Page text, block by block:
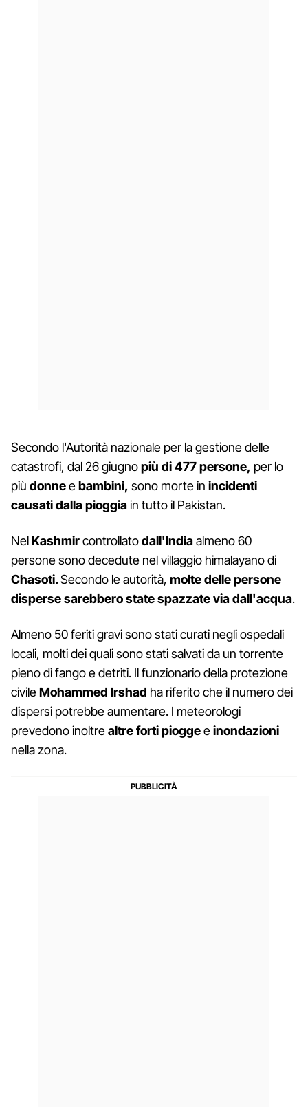
Secondo l'Autorità nazionale per la gestione delle
catastrofi, dal 26 giugnopiù di 477 persone, per lo
più donneebambini, sono morte in incidenti
causati dalla pioggiain tutto il Pakistan.
NelKashmircontrollatodall'Indiaalmeno 60
persone sono decedute nel villaggio himalayano di
Chasoti.Secondo le autorità, molte delle persone
disperse sarebbero state spazzate via dall'acqua.
Almeno 50 feriti gravi sono stati curati negli ospedali
locali, molti dei quali sono stati salvati da un torrente
pieno di fango e detriti. Il funzionario della protezione
civileMohammed Irshad ha riferito che il numero dei
dispersi potrebbe aumentare. I meteorologi
prevedono inoltrealtre forti pioggeeinondazioni
nella zona.